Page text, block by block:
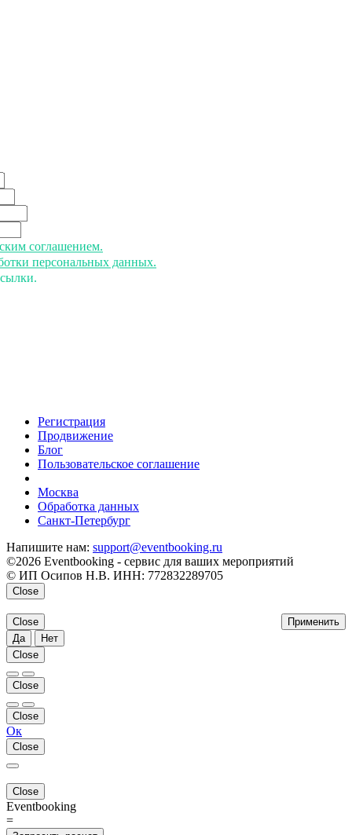
соглашением.
персональных данных.
Регистрация
Продвижение
Блог
Пользовательское соглашение
Москва
Обработка данных
Санкт-Петербург
Напишите нам: support@eventbooking.ru
©2026 Eventbooking - сервис для ваших мероприятий
© ИП Осипов Н.В. ИНН: 772832289705
Close
Применить
Close
Да
Нет
Close
Close
Close
Ок
Close
Close
Eventbooking
=